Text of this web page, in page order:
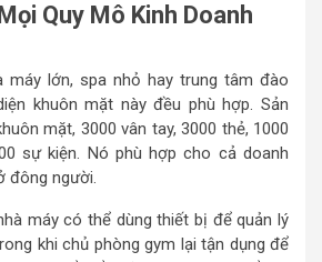
Quy Mô Kinh Doanh
máy lớn, spa nhỏ hay trung tâm đào
khuôn mặt này đều phù hợp. Sản
mặt, 3000 vân tay, 3000 thẻ, 1000
sự kiện. Nó phù hợp cho cả doanh
đông người.
máy có thể dùng thiết bị để quản lý
khi chủ phòng gym lại tận dụng để